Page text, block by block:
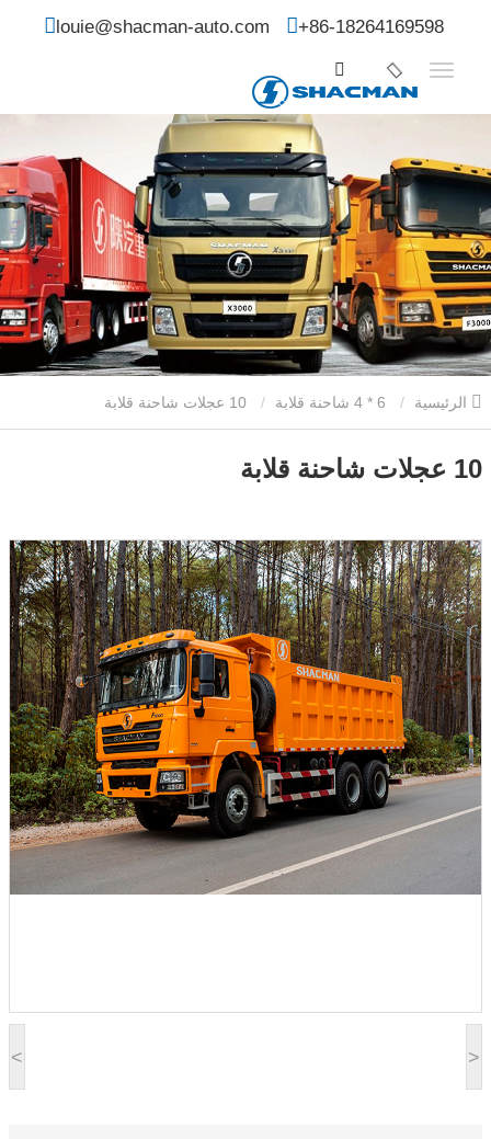
+86-18264169598
louie@shacman-auto.com
6 * 4 شاحنة قلابة
< >
10 عجلات شاحنة قلابة